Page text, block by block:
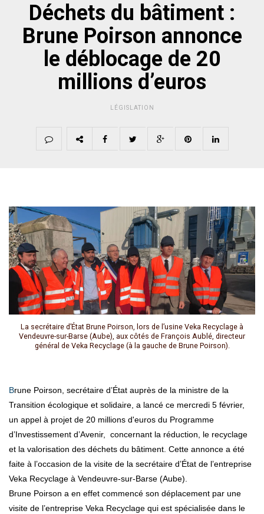
Déchets du bâtiment :
Brune Poirson annonce
le déblocage de 20
millions d’euros
LÉGISLATION
La secrétaire d’État Brune Poirson, lors de l’usine Veka Recyclage à
Vendeuvre-sur-Barse (Aube), aux côtés de François Aublé, directeur
général de Veka Recyclage (à la gauche de Brune Poirson).
Brune Poirson, secrétaire d’État auprès de la ministre de la
Transition écologique et solidaire, a lancé ce mercredi 5 février,
un appel à projet de 20 millions d'euros du Programme
d’Investissement d’Avenir, concernant la réduction, le recyclage
et la valorisation des déchets du bâtiment. Cette annonce a été
faite à l’occasion de la visite de la secrétaire d’État de l’entreprise
Veka Recyclage à Vendeuvre-sur-Barse (Aube).
Brune Poirson a en effet commencé son déplacement par une
visite de l’entreprise Veka Recyclage qui est spécialisée dans le